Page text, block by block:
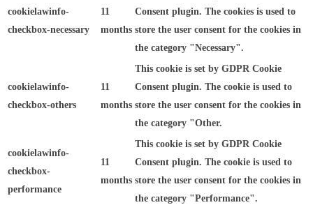
cookielawinfo-
checkbox-necessary
11
months
Consent plugin. The cookies is used to
store the user consent for the cookies in
the category "Necessary".
cookielawinfo-
checkbox-others
11
months
This cookie is set by GDPR Cookie
Consent plugin. The cookie is used to
store the user consent for the cookies in
the category "Other.
cookielawinfo-
checkbox-
performance
11
months
This cookie is set by GDPR Cookie
Consent plugin. The cookie is used to
store the user consent for the cookies in
the category "Performance".